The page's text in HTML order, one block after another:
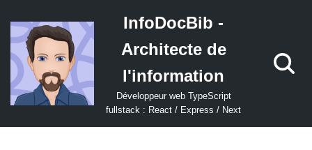
Aller
au
contenu
InfoDocBib -
Architecte de
l'information
Développeur web TypeScript
fullstack : React / Express / Next